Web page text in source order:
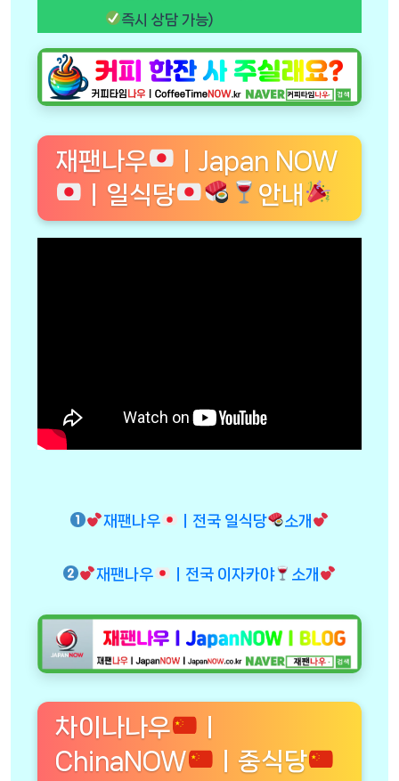
즉시 상담 가능)
재팬나우
ㅣJapan NOW
ㅣ일식당
안내
재팬나우 ㅣ전국 일식당 소개
재팬나우 ㅣ전국 이자카야 소개
차이나나우
ChinaNOW
ㅣ중식당